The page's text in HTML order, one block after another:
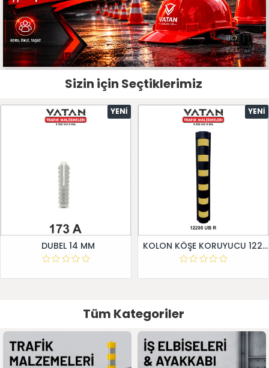
Sizin için Seçtiklerimiz
YENI
DUBEL 14 MM
YENI
KOLON KÖŞE KORUYUCU 12295 UB R
Tüm Kategoriler